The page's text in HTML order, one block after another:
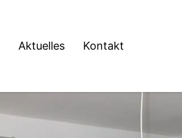
Aktuelles Kontakt